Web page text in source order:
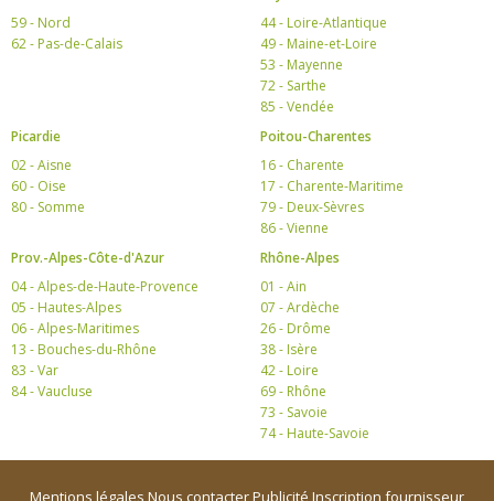
59 - Nord
62 - Pas-de-Calais
44 - Loire-Atlantique
49 - Maine-et-Loire
53 - Mayenne
72 - Sarthe
85 - Vendée
Picardie
02 - Aisne
60 - Oise
80 - Somme
Poitou-Charentes
16 - Charente
17 - Charente-Maritime
79 - Deux-Sèvres
86 - Vienne
Prov.-Alpes-Côte-d'Azur
04 - Alpes-de-Haute-Provence
05 - Hautes-Alpes
06 - Alpes-Maritimes
13 - Bouches-du-Rhône
83 - Var
84 - Vaucluse
Rhône-Alpes
01 - Ain
07 - Ardèche
26 - Drôme
38 - Isère
42 - Loire
69 - Rhône
73 - Savoie
74 - Haute-Savoie
Mentions légales Nous contacterPublicité Inscription fournisseur